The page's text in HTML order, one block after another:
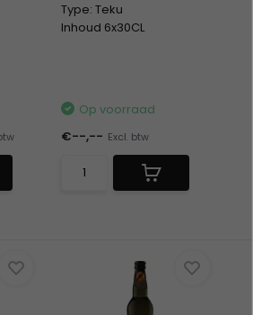
Type: Teku
Inhoud 6x30CL
Op voorraad
€--,-- Excl. btw